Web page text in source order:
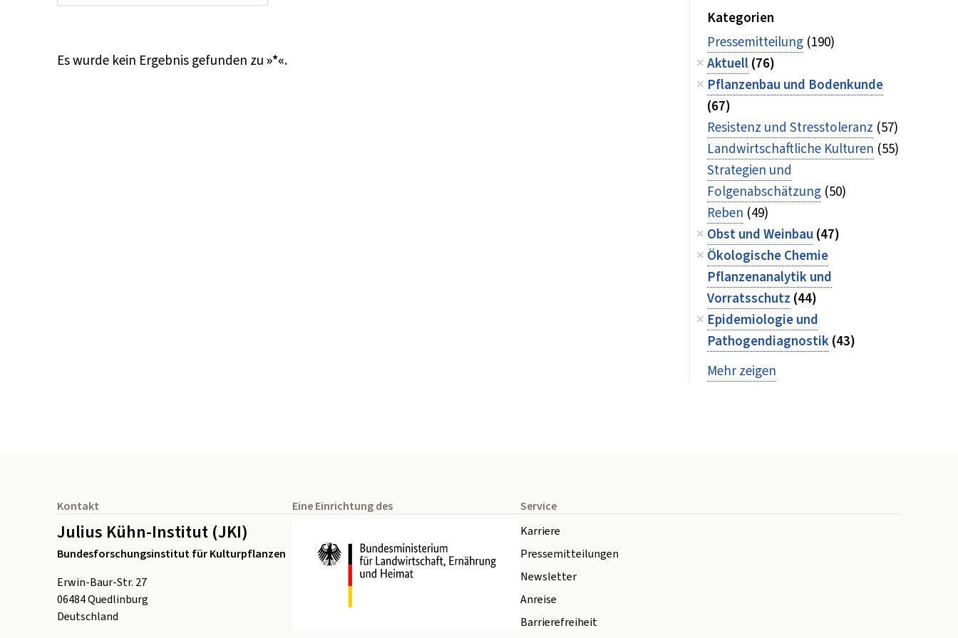
Es wurde kein Ergebnis gefunden zu»*«.
Kategorien
Pressemitteilung (190)
Aktuell(76)
Pflanzenbau und Bodenkunde
(67)
Resistenz und Stresstoleranz (57)
Landwirtschaftliche Kulturen (55)
Strategien und
Folgenabschätzung (50)
Reben (49)
Obst und Weinbau (47)
Ökologische Chemie
Pflanzenanalytik und
Vorratsschutz (44)
Epidemiologie und
Pathogendiagnostik(43)
Mehr zeigen
Kontakt
Julius Kühn-Institut (JKI)
Bundesforschungsinstitut für Kulturpflanzen
Erwin-Baur-Str. 27
06484Quedlinburg
Deutschland
Eine Einrichtung des
Service
Karriere
Pressemitteilungen
Newsletter
Anreise
Barrierefreiheit